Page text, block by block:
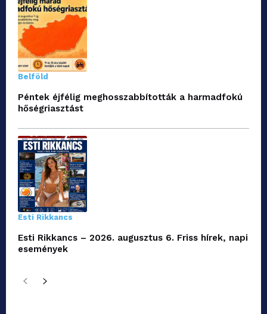
Belföld
Péntek éjfélig meghosszabbították a harmadfokú
hőségriasztást
Esti Rikkancs
Esti Rikkancs – 2026. augusztus 6. Friss hírek, napi
események